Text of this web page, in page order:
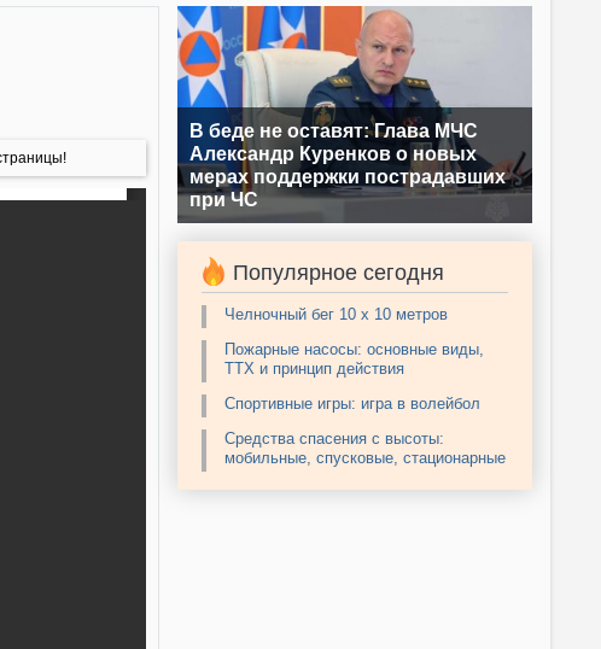
В беде не оставят: Глава МЧС
Александр Куренков о новых
мерах поддержки пострадавших
при ЧС
Популярное сегодня
Челночный бег 10 х 10 метров
Пожарные насосы: основные виды,
ТТХ и принцип действия
Спортивные игры: игра в волейбол
Средства спасения с высоты:
мобильные, спусковые, стационарные